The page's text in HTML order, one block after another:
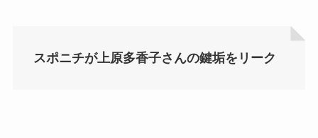
スポニチが上原多香子さんの鍵垢をリーク